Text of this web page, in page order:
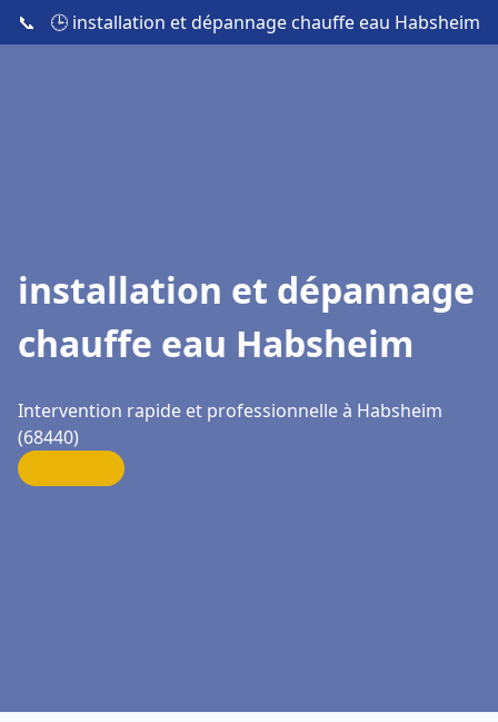
📞 🕒 installation et dépannage chauffe eau Habsheim
installation et dépannage
chauffe eau Habsheim
Intervention rapide et professionnelle à Habsheim
(68440)